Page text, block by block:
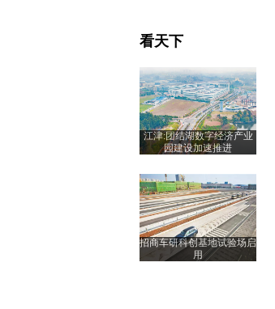
看天下
江津:团结湖数字经济产业
园建设加速推进
招商车研科创基地试验场启
用